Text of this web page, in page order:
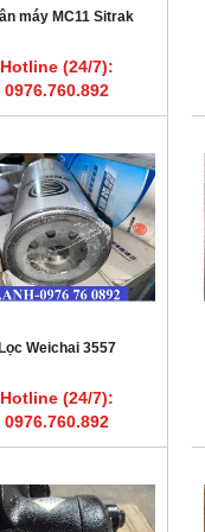
máy MC11 Sitrak
Hotline (24/7):
0976.760.892
Weichai 3557
Hotline (24/7):
0976.760.892